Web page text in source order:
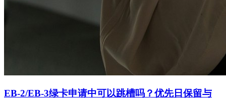
EB-2/EB-3绿卡申请中可以跳槽吗？优先日保留与